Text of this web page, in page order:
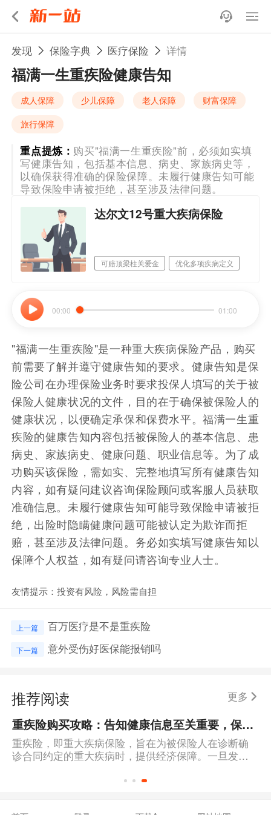
发现 保险字典 医疗保险 详情
福满一生重疾险健康告知
成人保障 少儿保障 老人保障
财富保障
旅行保障
重点提炼： 购买"福满一生重疾险"前，必须如实填
写健康告知，包括基本信息、病史、家族病史等，
以确保获得准确的保险保障。未履行健康告知可能
导致保险申请被拒绝，甚至涉及法律问题。
达尔文12号重大疾病保险
可赔顶梁柱关爱金 优化多项疾病定义
00:00 01:00
"福满一生重疾险"是一种重大疾病保险产品，购买
前需要了解并遵守健康告知的要求。健康告知是保
险公司在办理保险业务时要求投保人填写的关于被
保险人健康状况的文件，目的在于确保被保险人的
健康状况，以便确定承保和保费水平。福满一生重
疾险的健康告知内容包括被保险人的基本信息、患
病史、家族病史、健康问题、职业信息等。为了成
功购买该保险，需如实、完整地填写所有健康告知
内容，如有疑问建议咨询保险顾问或客服人员获取
准确信息。未履行健康告知可能导致保险申请被拒
绝，出险时隐瞒健康问题可能被认定为欺诈而拒
赔，甚至涉及法律问题。务必如实填写健康告知以
保障个人权益，如有疑问请咨询专业人士。
友情提示：投资有风险，风险需自担
上一篇 百万医疗是不是重疾险
下一篇 意外受伤好医保能报销吗
推荐阅读 更多
重疾险购买攻略：告知健康信息至关重要，保障合同有效性！
重疾险，即重大疾病保险，旨在为被保险人在诊断确
诊合同约定的重大疾病时，提供经济保障。一旦发生